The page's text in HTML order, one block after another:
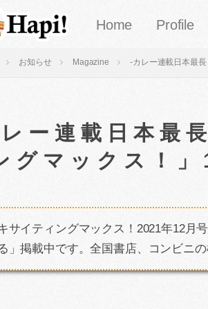
Home Profile
お知らせ Magazine -カレー連載日本最
ー連載日本最
グマックス！」
キサイティングマックス！2021年12
」掲載中です。全国書店、コンビニの